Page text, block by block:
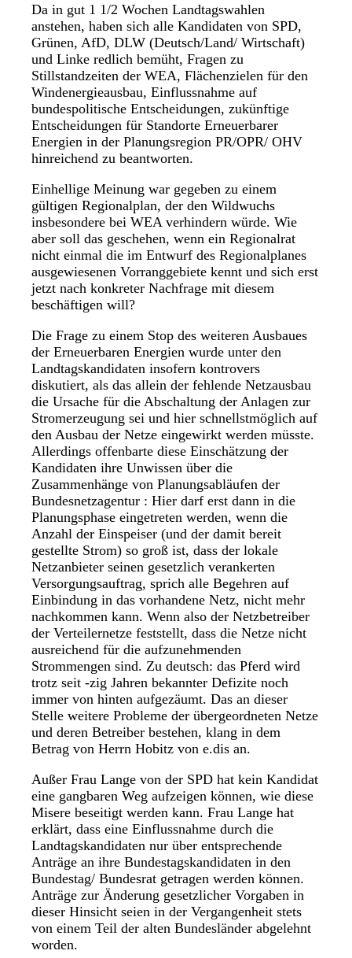
Da in gut 1 1/2 Wochen Landtagswahlen
anstehen, haben sich alle Kandidaten von SPD,
Grünen, AfD, DLW (Deutsch/Land/ Wirtschaft)
und Linke redlich bemüht, Fragen zu
Stillstandzeiten der WEA, Flächenzielen für den
Windenergieausbau, Einflussnahme auf
bundespolitische Entscheidungen, zukünftige
Entscheidungen für Standorte Erneuerbarer
Energien in der Planungsregion PR/OPR/ OHV
hinreichend zu beantworten.
Einhellige Meinung war gegeben zu einem
gültigen Regionalplan, der den Wildwuchs
insbesondere bei WEA verhindern würde. Wie
aber soll das geschehen, wenn ein Regionalrat
nicht einmal die im Entwurf des Regionalplanes
ausgewiesenen Vorranggebiete kennt und sich erst
jetzt nach konkreter Nachfrage mit diesem
beschäftigen will?
Die Frage zu einem Stop des weiteren Ausbaues
der Erneuerbaren Energien wurde unter den
Landtagskandidaten insofern kontrovers
diskutiert, als das allein der fehlende Netzausbau
die Ursache für die Abschaltung der Anlagen zur
Stromerzeugung sei und hier schnellstmöglich auf
den Ausbau der Netze eingewirkt werden müsste.
Allerdings offenbarte diese Einschätzung der
Kandidaten ihre Unwissen über die
Zusammenhänge von Planungsabläufen der
Bundesnetzagentur : Hier darf erst dann in die
Planungsphase eingetreten werden, wenn die
Anzahl der Einspeiser (und der damit bereit
gestellte Strom) so groß ist, dass der lokale
Netzanbieter seinen gesetzlich verankerten
Versorgungsauftrag, sprich alle Begehren auf
Einbindung in das vorhandene Netz, nicht mehr
nachkommen kann. Wenn also der Netzbetreiber
der Verteilernetze feststellt, dass die Netze nicht
ausreichend für die aufzunehmenden
Strommengen sind. Zu deutsch: das Pferd wird
trotz seit -zig Jahren bekannter Defizite noch
immer von hinten aufgezäumt. Das an dieser
Stelle weitere Probleme der übergeordneten Netze
und deren Betreiber bestehen, klang in dem
Betrag von Herrn Hobitz von e.dis an.
Außer Frau Lange von der SPD hat kein Kandidat
eine gangbaren Weg aufzeigen können, wie diese
Misere beseitigt werden kann. Frau Lange hat
erklärt, dass eine Einflussnahme durch die
Landtagskandidaten nur über entsprechende
Anträge an ihre Bundestagskandidaten in den
Bundestag/ Bundesrat getragen werden können.
Anträge zur Änderung gesetzlicher Vorgaben in
dieser Hinsicht seien in der Vergangenheit stets
von einem Teil der alten Bundesländer abgelehnt
worden.